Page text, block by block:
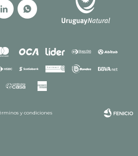
 
y condiciones